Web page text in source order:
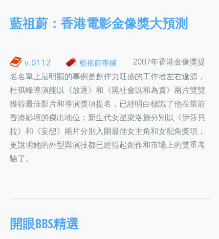
藍祖蔚：香港電影金像獎大預測
v.0112 藍祖蔚專欄
2007年香港金像獎提
名名單上最明顯的事例是創作力旺盛的工作者左右逢源，
杜琪峰導演能以《放逐》和《黑社會以和為貴》兩片雙雙
獲得最佳影片和導演獎項提名，已經明白標識了他在當前
香港影壇的傑出地位；新生代女星梁洛施分別以《伊莎貝
拉》和《妄想》兩片分別入圍最佳女主角和女配角獎項，
更說明她的外型與演技都已經得起創作和市場上的雙重考
驗了。
開眼BBS精選